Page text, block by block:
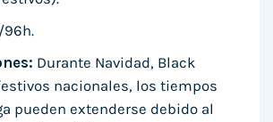
96h.
Durante Navidad, Black
nacionales, los tiempos
pueden extenderse debido al